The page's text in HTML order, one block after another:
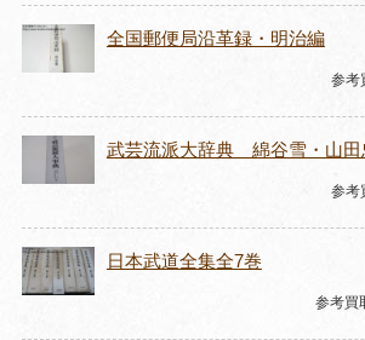
全国郵便局沿革録・明治編
参考
武芸流派大辞典 綿谷雪・山田
参考
日本武道全集全7巻
参考買